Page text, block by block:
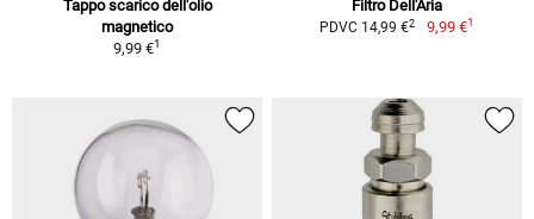
Tappo scarico dell'olio
magnetico
9,99 €1
Filtro Dell'Aria
PDVC 14,99 €2 9,99 €1